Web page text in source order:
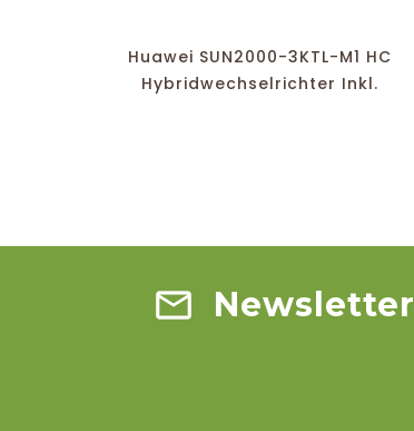
Huawei SUN2000-3KTL-M1 HC
Hybridwechselrichter Inkl.
Newsletter